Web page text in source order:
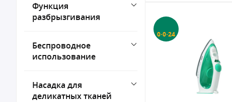
Функция
разбрызгивания
Беспроводное
использование
Насадка для
деликатных тканей
0·0·24